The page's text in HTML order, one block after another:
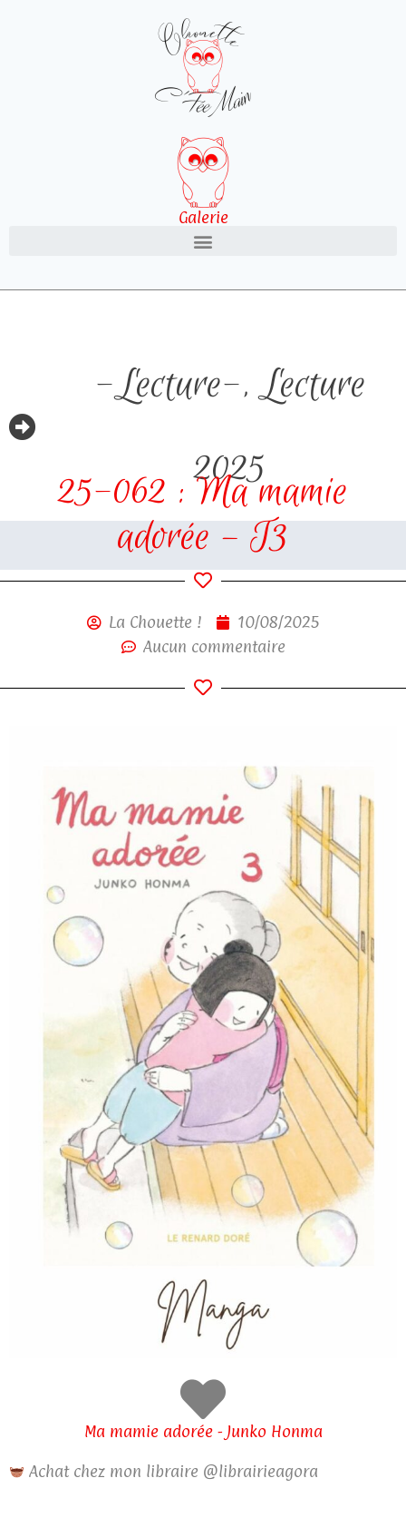
Galerie
-Lecture-,Lecture
2025
25-062 : Ma mamie
adorée – T3
La Chouette !
10/08/2025
Aucun commentaire
Ma mamie adorée - Junko Honma
Achat chez mon libraire @librairieagora